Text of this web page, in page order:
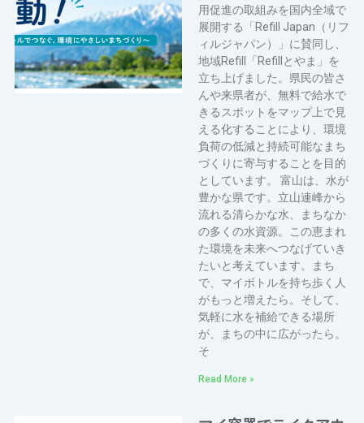
用促進の取組みを国内全域で
展開する「Refill Japan（リフ
ィルジャパン）」に賛同し、
地域Refill「Refillとやま」を
立ち上げました。県民の皆さ
んや来県者が、無料で給水で
きるスポットをマップ上で見
える化することにより、環境
負荷の低減と持続可能なまち
づくりに寄与することを目的
としています。 富山は、水が
豊かな県です。立山連峰から
流れる清らかな水、まちなか
の多くの水資源。この恵まれ
た環境を未来へつなげていき
たいと考えています。まち
で、マイボトルを持ち歩く人
がもっと増えたら。そして、
気軽に水を補給できる場所
が、まちの中に広がったら。
そ
Read More »